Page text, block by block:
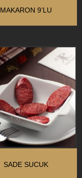
MAKARON 9’LU
SADE SUCUK